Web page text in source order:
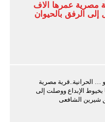
مصرية عمرها آلاف
إلى الرفق بالحيوان
… الحرانية..قرية مصرية
الإبداع ووصلت إلى
شيرين الشافعى